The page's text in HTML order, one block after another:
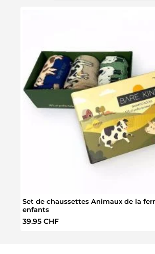
Set de chaussettes Animaux de la
enfants
Prix régulier :
39.95 CHF